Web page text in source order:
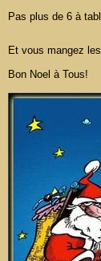
Pas plus de 6 à
Et vous mangez
Bon Noel à Tous!